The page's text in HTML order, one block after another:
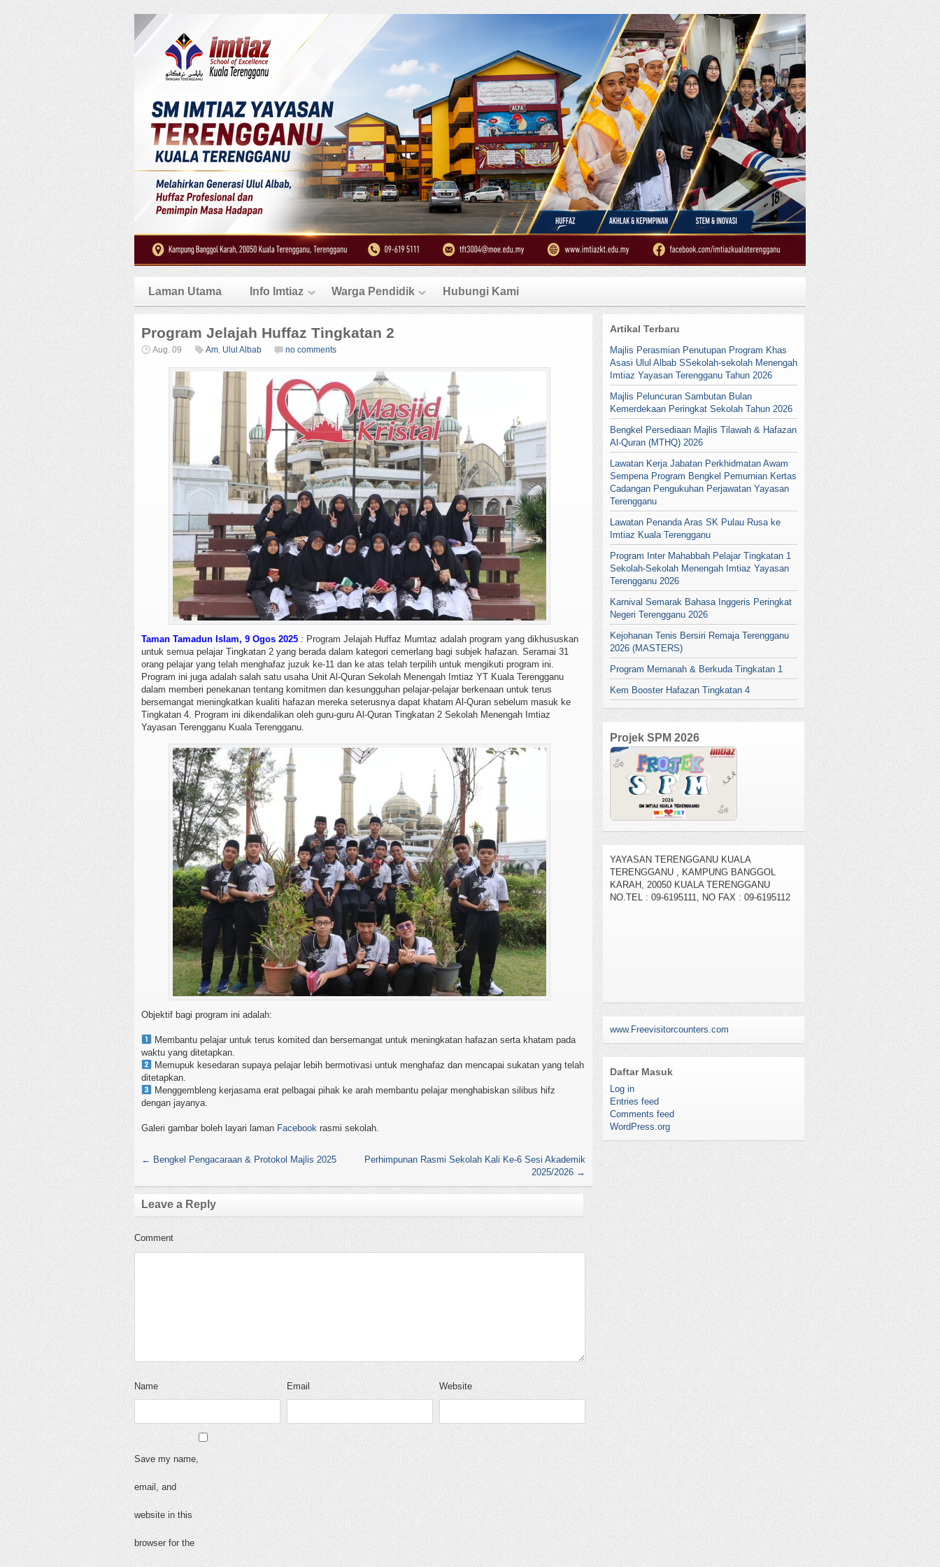
Laman Utama Info Imtiaz Warga Pendidik Hubungi Kami
Program Jelajah Huffaz Tingkatan 2
Aug. 09 Am, Ulul Albab no comments
Taman Tamadun Islam, 9 Ogos 2025 : Program Jelajah Huffaz Mumtaz adalah program yang dikhususkan
untuk semua pelajar Tingkatan 2 yang berada dalam kategori cemerlang bagi subjek hafazan. Seramai 31
orang pelajar yang telah menghafaz juzuk ke-11 dan ke atas telah terpilih untuk mengikuti program ini.
Program ini juga adalah salah satu usaha Unit Al-Quran Sekolah Menengah Imtiaz YT Kuala Terengganu
dalam memberi penekanan tentang komitmen dan kesungguhan pelajar-pelajar berkenaan untuk terus
bersemangat meningkatkan kualiti hafazan mereka seterusnya dapat khatam Al-Quran sebelum masuk ke
Tingkatan 4. Program ini dikendalikan oleh guru-guru Al-Quran Tingkatan 2 Sekolah Menengah Imtiaz
Yayasan Terengganu Kuala Terengganu.
Objektif bagi program ini adalah:
Membantu pelajar untuk terus komited dan bersemangat untuk meningkatan hafazan serta khatam pada
waktu yang ditetapkan.
Memupuk kesedaran supaya pelajar lebih bermotivasi untuk menghafaz dan mencapai sukatan yang telah
ditetapkan.
Menggembleng kerjasama erat pelbagai pihak ke arah membantu pelajar menghabiskan silibus hifz
dengan jayanya.
Galeri gambar boleh layari laman Facebook rasmi sekolah.
← Bengkel Pengacaraan & Protokol Majlis 2025
Perhimpunan Rasmi Sekolah Kali Ke-6 Sesi Akademik
2025/2026 →
Leave a Reply
Comment
Name Email Website
Save my name,
email, and
website in this
browser for the
Artikal Terbaru
Majlis Perasmian Penutupan Program Khas
Asasi Ulul Albab SSekolah-sekolah Menengah
Imtiaz Yayasan Terengganu Tahun 2026
Majlis Peluncuran Sambutan Bulan
Kemerdekaan Peringkat Sekolah Tahun 2026
Bengkel Persediaan Majlis Tilawah & Hafazan
Al-Quran (MTHQ) 2026
Lawatan Kerja Jabatan Perkhidmatan Awam
Sempena Program Bengkel Pemurnian Kertas
Cadangan Pengukuhan Perjawatan Yayasan
Terengganu
Lawatan Penanda Aras SK Pulau Rusa ke
Imtiaz Kuala Terengganu
Program Inter Mahabbah Pelajar Tingkatan 1
Sekolah-Sekolah Menengah Imtiaz Yayasan
Terengganu 2026
Karnival Semarak Bahasa Inggeris Peringkat
Negeri Terengganu 2026
Kejohanan Tenis Bersiri Remaja Terengganu
2026 (MASTERS)
Program Memanah & Berkuda Tingkatan 1
Kem Booster Hafazan Tingkatan 4
Projek SPM 2026
SELAMAT DATANG KE SM IMTIAZ
YAYASAN TERENGGANU KUALA
TERENGGANU , KAMPUNG BANGGOL
KARAH, 20050 KUALA TERENGGANU
NO.TEL : 09-6195111, NO FAX : 09-6195112
www.Freevisitorcounters.com
Daftar Masuk
Log in
Entries feed
Comments feed
WordPress.org